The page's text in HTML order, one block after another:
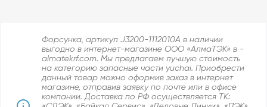
Форсунка, артикул J3200-1112010A в наличии
выгодно в интернет-магазине ООО «АлмаТЭК» в -
almatekrf.com. Мы предлагаем лучшую стоимость
на категорию запасные части yuchai. Приобрести
данный товар можно оформив заказ в интернет
магазине, отправив заявку по почте или в офисе
компании. Доставка по РФ осуществляется ТК: